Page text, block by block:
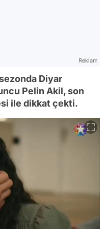
Reklam
Diyar
Pelin Akil, son
ile dikkat çekti.